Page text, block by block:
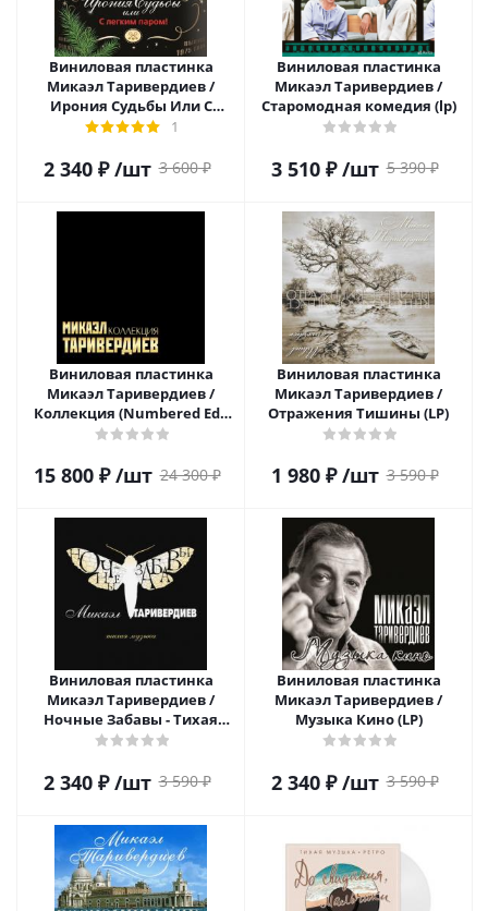
Виниловая пластинка
Микаэл Таривердиев /
Ирония Судьбы Или С
Легким Паром! (LP)
1
2 340₽ /шт 3 600₽
Виниловая пластинка
Микаэл Таривердиев /
Старомодная комедия (lp)
3 510₽ /шт 5 390₽
Виниловая пластинка
Микаэл Таривердиев /
Коллекция (Numbered Ed.)
(7LP BOX)
15 800₽ /шт 24 300₽
Виниловая пластинка
Микаэл Таривердиев /
Отражения Тишины (LP)
1 980₽ /шт 3 590₽
Виниловая пластинка
Микаэл Таривердиев /
Ночные Забавы - Тихая
Музыка (LP)
2 340₽ /шт 3 590₽
Виниловая пластинка
Микаэл Таривердиев /
Музыка Кино (LP)
2 340₽ /шт 3 590₽